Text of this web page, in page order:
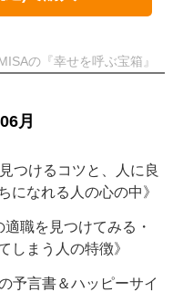
の『幸せを呼ぶ宝箱』
月
つけるコツと、人に良
になれる人の心の中》
職を見つけてみる・
しまう人の特徴》
予言書＆ハッピーサイ